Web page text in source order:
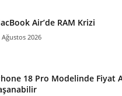
Air’de RAM Krizi
Ağustos 2026
18 Pro Modelinde Fiyat